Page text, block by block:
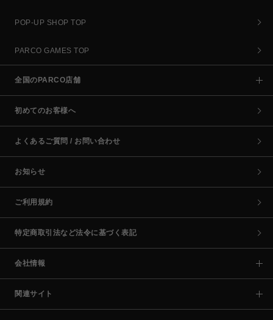
POP-UP SHOP TOP
PARCO GAMES TOP
全国のPARCO店舗
初めてのお客様へ
よくあるご質問 / お問い合わせ
お知らせ
ご利用規約
特定商取引法など法令に基づく表記
会社情報
関連サイト